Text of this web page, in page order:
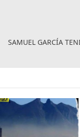
SAMUEL GARCÍA